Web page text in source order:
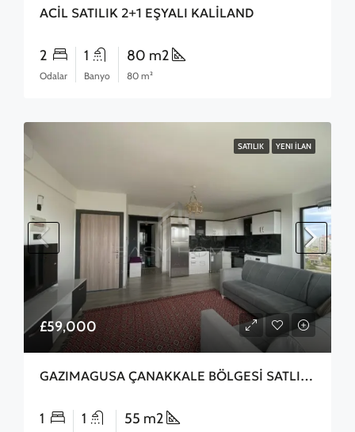
ACİL SATILIK 2+1 EŞYALI KALİLAND
2
Odalar
1
Banyo
80 m2
80 m²
SATILIK YENI İLAN
£59,000
GAZIMAGUSA ÇANAKKALE BÖLGESİ SATLIK 2+1 DAİRE
1 1 55 m2